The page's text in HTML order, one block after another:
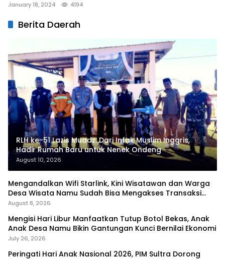
January 18, 2024 4194
Berita Daerah
RLH ke-51 Lazis Muadz: Dari Infak Muslim Inggris,
Hadir Rumah Baru untuk Nenek Ondeng
August 10, 2026
Mengandalkan Wifi Starlink, Kini Wisatawan dan Warga
Desa Wisata Namu Sudah Bisa Mengakses Transaksi
Digital
August 8, 2026
Mengisi Hari Libur Manfaatkan Tutup Botol Bekas, Anak
Anak Desa Namu Bikin Gantungan Kunci Bernilai Ekonomi
July 26, 2026
Peringati Hari Anak Nasional 2026, PIM Sultra Dorong